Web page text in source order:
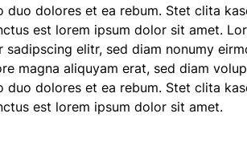
duo dolores et ea rebum. Stet clita
est lorem ipsum dolor sit amet.
sadipscing elitr, sed diam nonumy
magna aliquyam erat, sed diam
duo dolores et ea rebum. Stet clita
est lorem ipsum dolor sit amet.